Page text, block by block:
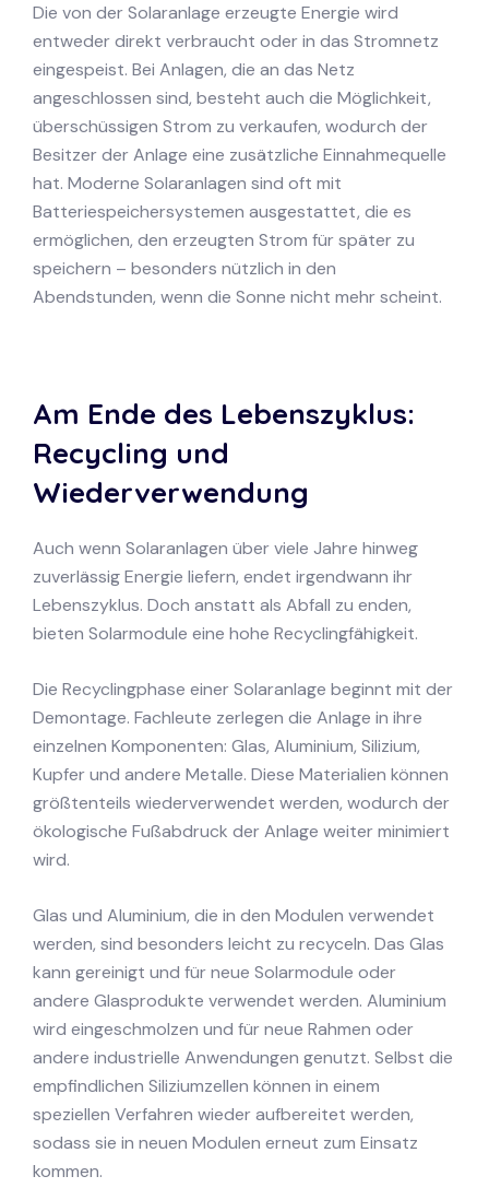
Die von der Solaranlage erzeugte Energie wird
entweder direkt verbraucht oder in das Stromnetz
eingespeist. Bei Anlagen, die an das Netz
angeschlossen sind, besteht auch die Möglichkeit,
überschüssigen Strom zu verkaufen, wodurch der
Besitzer der Anlage eine zusätzliche Einnahmequelle
hat. Moderne Solaranlagen sind oft mit
Batteriespeichersystemen ausgestattet, die es
ermöglichen, den erzeugten Strom für später zu
speichern – besonders nützlich in den
Abendstunden, wenn die Sonne nicht mehr scheint.
Am Ende des Lebenszyklus:
Recycling und
Wiederverwendung
Auch wenn Solaranlagen über viele Jahre hinweg
zuverlässig Energie liefern, endet irgendwann ihr
Lebenszyklus. Doch anstatt als Abfall zu enden,
bieten Solarmodule eine hohe Recyclingfähigkeit.
Die Recyclingphase einer Solaranlage beginnt mit der
Demontage. Fachleute zerlegen die Anlage in ihre
einzelnen Komponenten: Glas, Aluminium, Silizium,
Kupfer und andere Metalle. Diese Materialien können
größtenteils wiederverwendet werden, wodurch der
ökologische Fußabdruck der Anlage weiter minimiert
wird.
Glas und Aluminium, die in den Modulen verwendet
werden, sind besonders leicht zu recyceln. Das Glas
kann gereinigt und für neue Solarmodule oder
andere Glasprodukte verwendet werden. Aluminium
wird eingeschmolzen und für neue Rahmen oder
andere industrielle Anwendungen genutzt. Selbst die
empfindlichen Siliziumzellen können in einem
speziellen Verfahren wieder aufbereitet werden,
sodass sie in neuen Modulen erneut zum Einsatz
kommen.